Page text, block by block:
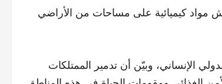
مواد كيميائية على مساحات من الأراضي
الإنساني، وبيّن أن تدمير الممتلكات